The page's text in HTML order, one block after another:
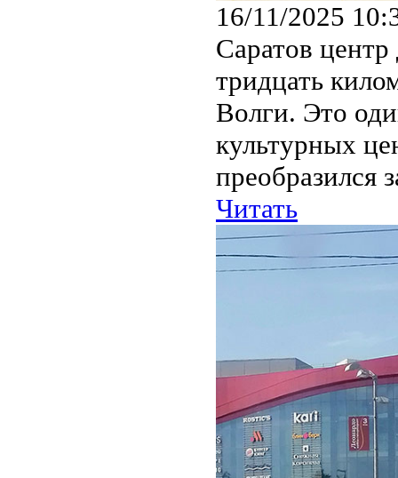
16/11/2025
Саратов
тридцать
Волги. Это
культурных
преобразился
Читать